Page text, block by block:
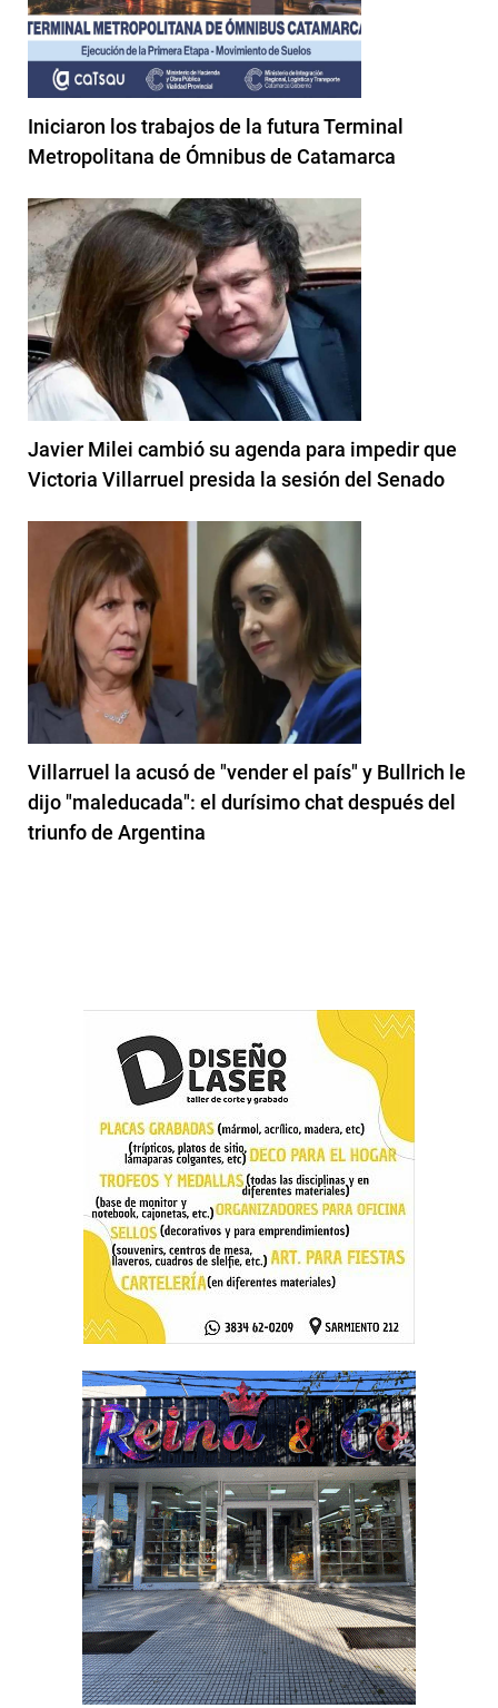
Iniciaron los trabajos de la futura Terminal
Metropolitana de Ómnibus de Catamarca
Javier Milei cambió su agenda para impedir que
Victoria Villarruel presida la sesión del Senado
Villarruel la acusó de "vender el país" y Bullrich le
dijo "maleducada": el durísimo chat después del
triunfo de Argentina